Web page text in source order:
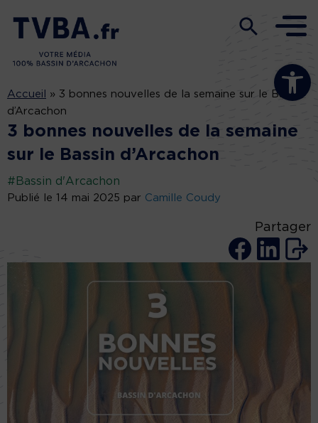
Ouvrir la
Accueil » 3 bonnes nouvelles de la semaine sur le Bassin
d’Arcachon
3 bonnes nouvelles de la semaine
sur le Bassin d’Arcachon
#Bassin d'Arcachon
Publié le 14 mai 2025 par Camille Coudy
Partager